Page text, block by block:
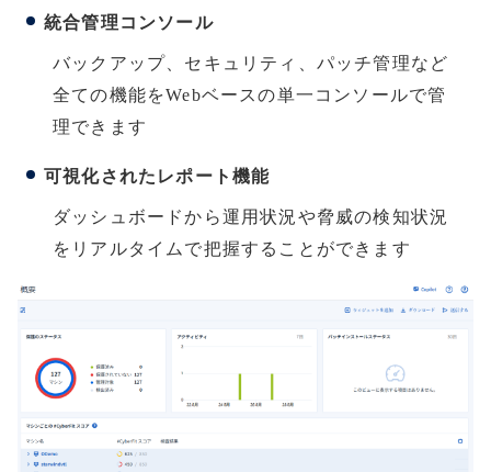
統合管理コンソール
バックアップ、セキュリティ、パッチ管理など
全ての機能をWebベースの単一コンソールで管
理できます
可視化されたレポート機能
ダッシュボードから運用状況や脅威の検知状況
をリアルタイムで把握することができます